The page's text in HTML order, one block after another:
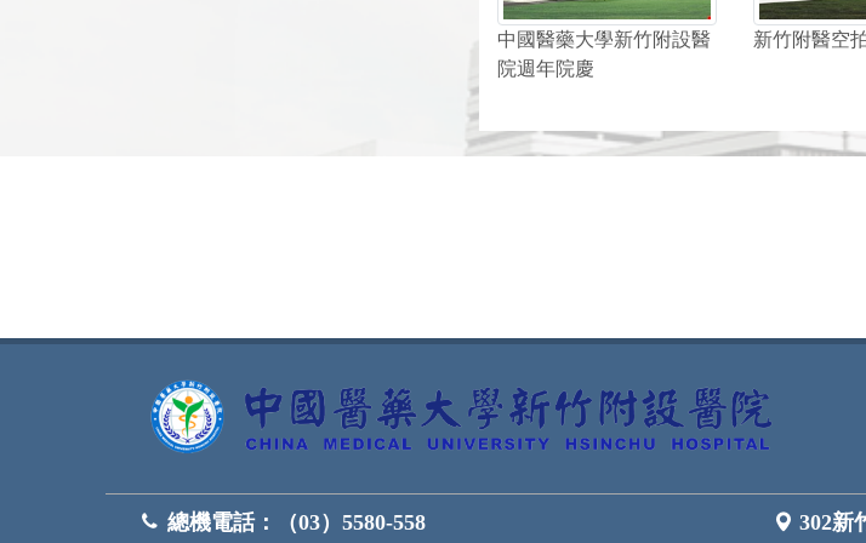
中國醫藥大學新竹附設醫
院週年院慶
新竹附醫空
總機電話： （03）5580-558 302新